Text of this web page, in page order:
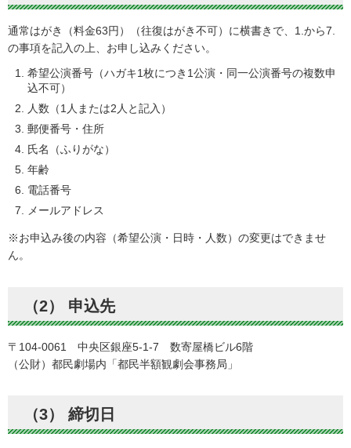
通常はがき（料金63円）（往復はがき不可）に横書きで、1.から7.
の事項を記入の上、お申し込みください。
希望公演番号（ハガキ1枚につき1公演・同一公演番号の複数申
込不可）
人数（1人または2人と記入）
郵便番号・住所
氏名（ふりがな）
年齢
電話番号
メールアドレス
※お申込み後の内容（希望公演・日時・人数）の変更はできませ
ん。
（2） 申込先
〒104-0061 中央区銀座5-1-7 数寄屋橋ビル6階
（公財）都民劇場内「都民半額観劇会事務局」
（3） 締切日